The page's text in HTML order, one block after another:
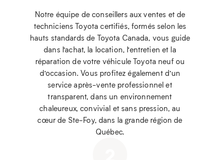
Notre équipe de conseillers aux ventes et de
techniciens Toyota certifiés, formés selon les
hauts standards de Toyota Canada, vous guide
dans l’achat, la location, l’entretien et la
réparation de votre véhicule Toyota neuf ou
d’occasion. Vous profitez également d’un
service après-vente professionnel et
transparent, dans un environnement
chaleureux, convivial et sans pression, au
cœur de Ste-Foy, dans la grande région de
Québec.